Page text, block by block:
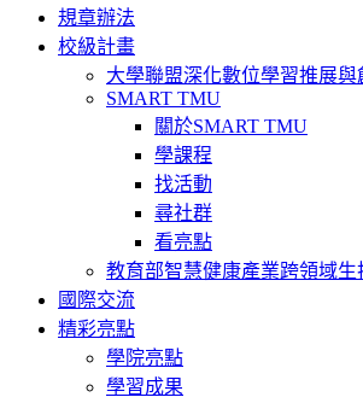
規章辦法
校級計畫
大學聯盟深化數位學習推展
SMART TMU
關於SMART TMU
學課程
找活動
尋社群
看亮點
教育部智慧健康產業跨領域
國際交流
精彩亮點
學院亮點
學習成果